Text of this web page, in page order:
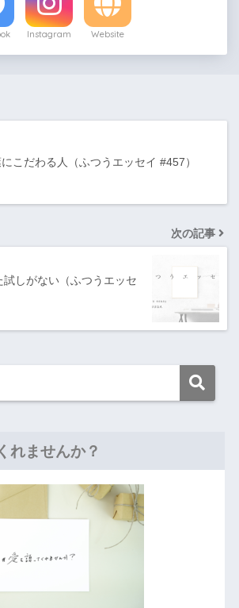
Instagram Website
こだわる人（ふつうエッセイ #457）
次の記事
しがない（ふつうエッセ
れませんか？